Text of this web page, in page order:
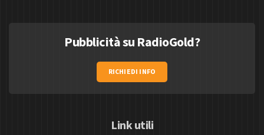
Pubblicità su RadioGold?
RICHIEDI INFO
Link utili